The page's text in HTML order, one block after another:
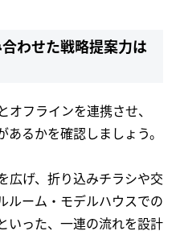
わせた戦略提案力は
フラインを連携させ、
るかを確認しましょう。
広げ、折り込みチラシや交
ルーム・モデルハウスでの
いった、一連の流れを設計